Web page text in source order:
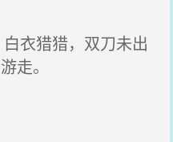
衣猎猎，双刀未出
走。